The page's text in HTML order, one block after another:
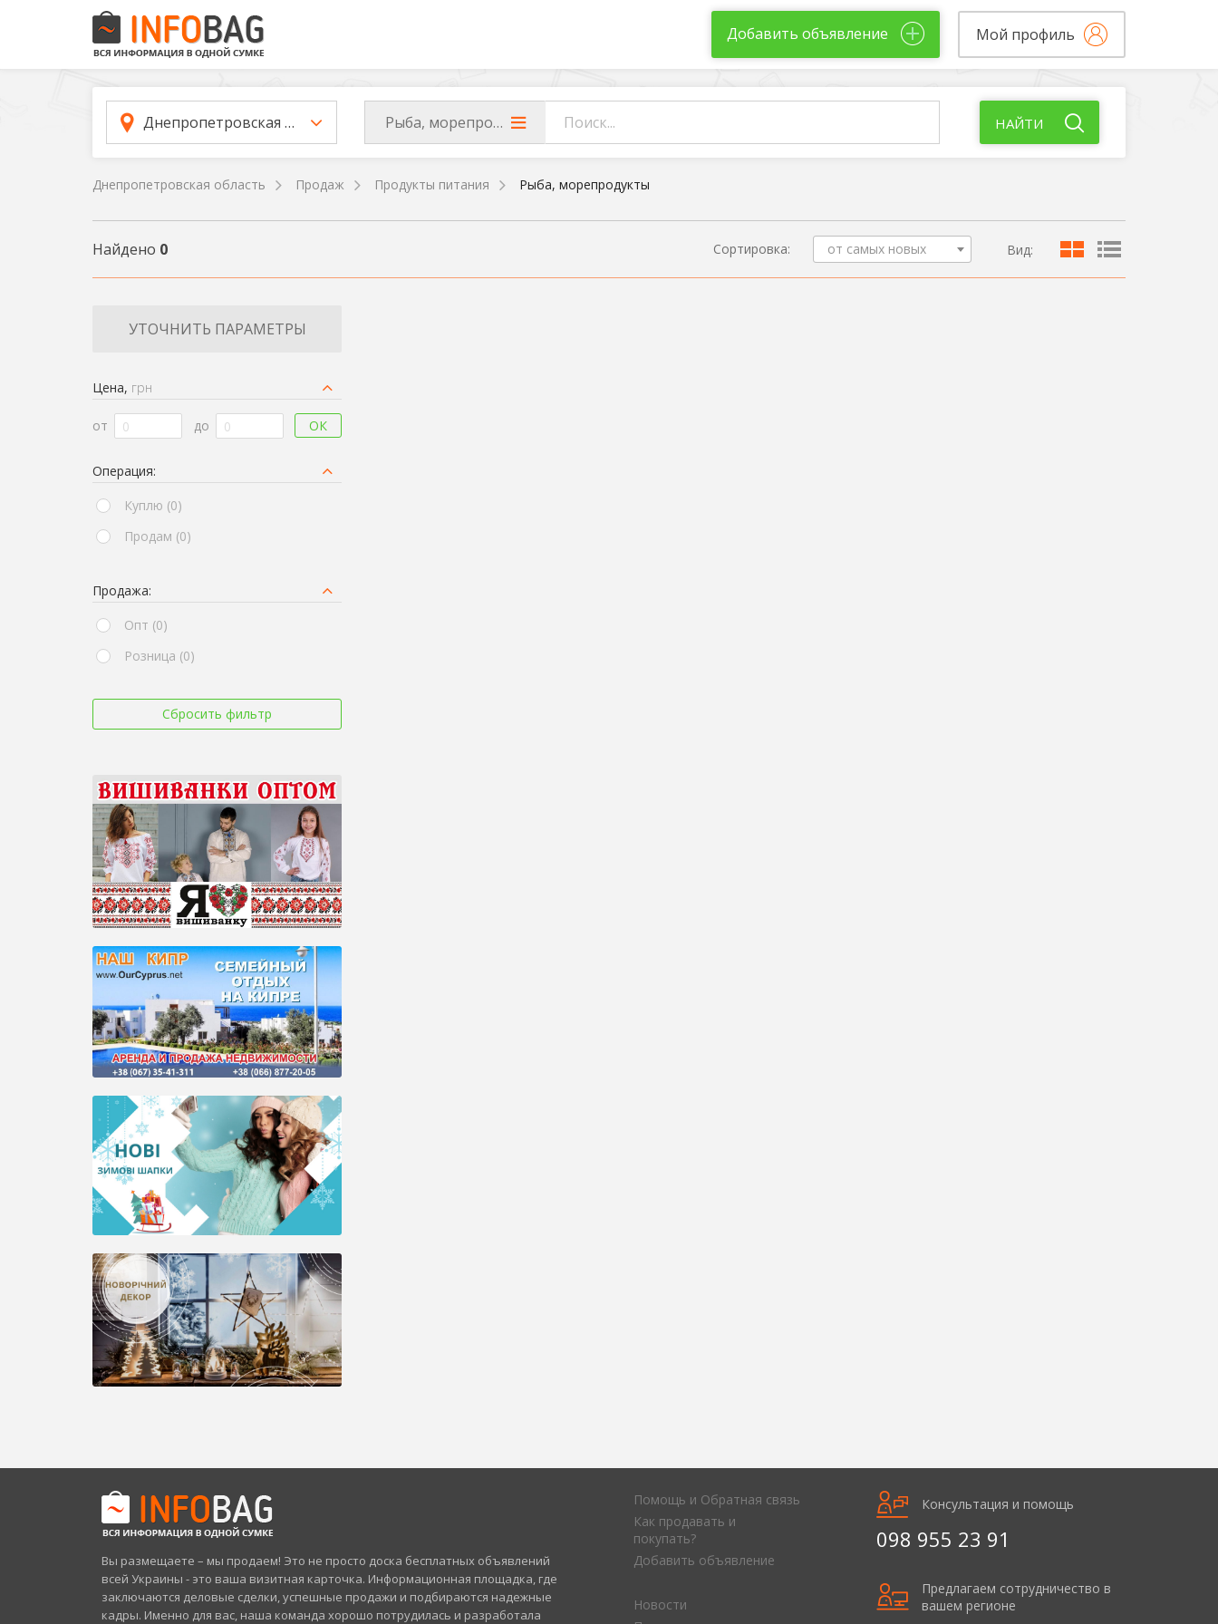
Добавить объявление Мой профиль
Днепропетровская область Рыба, морепродукты НАЙТИ
Днепропетровская область Продаж Продукты питания Рыба, морепродукты
Найдено 0 Сортировка: от самых новых Вид:
УТОЧНИТЬ ПАРАМЕТРЫ
Цена, грн
от до ОК
Операция:
Куплю (0)
Продам (0)
Продажа:
Опт (0)
Розница (0)
Сбросить фильтр
Вы размещаете – мы продаем! Это не просто доска бесплатных объявлений
всей Украины - это ваша визитная карточка. Информационная площадка, где
заключаются деловые сделки, успешные продажи и подбираются надежные
кадры. Именно для вас, наша команда хорошо потрудилась и разработала
Помощь и Обратная связь
Как продавать и
покупать?
Добавить объявление
Новости
Консультация и помощь
098 955 23 91
Предлагаем сотрудничество в
вашем регионе